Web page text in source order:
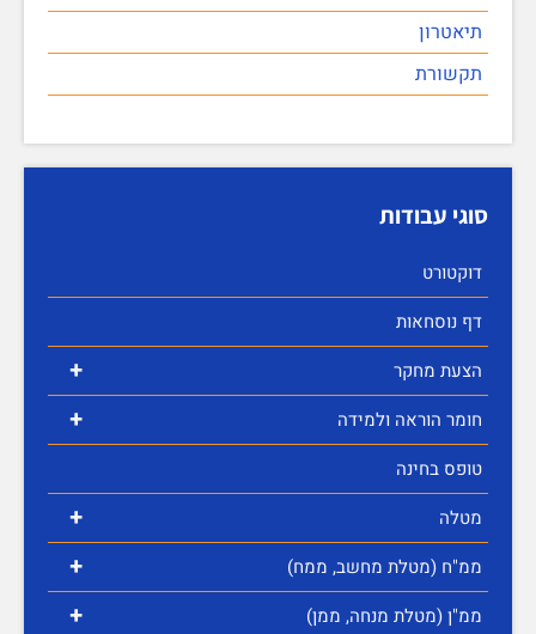
תיאטרון
תקשורת
סוגי עבודות
דוקטורט
דף נוסחאות
+ הצעת מחקר
+
חומר הוראה ולמידה
טופס בחינה
+ מטלה
+ ממ"ח (מטלת מחשב, ממח)
+
ממ"ן (מטלת מנחה, ממן)